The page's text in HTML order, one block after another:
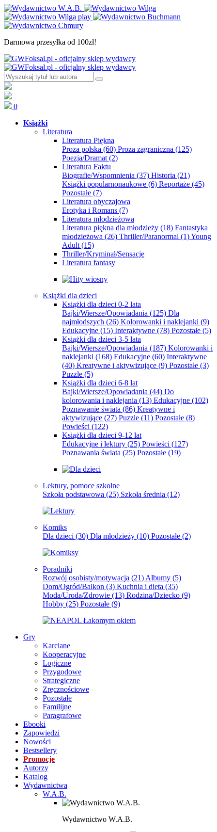
Darmowa przesyłka od 100zł!
0
Książki
Literatura
Literatura Piękna
Proza polska (60) Proza zagraniczna (125)
Poezja/Dramat (2)
Literatura Faktu
Biografie/Wspomnienia (37) Historia (21)
Książki popularnonaukowe (6) Reportaże (45)
Pozostałe (7)
Literatura obyczajowa
Erotyka i Romans (7)
Literatura młodzieżowa
Literatura piękna dla młodzieży (18) Fantastyka
młodzieżowa (26) Thriller/Paranormal (1)Young
Adult (15)
Thriller/Kryminał/Sensacje
Literatura fantasy
Książki dla dzieci
Książki dla dzieci 0-2 lata
Bajki/Wiersze/Opowiadania (125) Dla
najmłodszych (26) Kolorowanki i naklejanki (9)
Edukacyjne (15) Interaktywne (78) Pozostałe (5)
Książki dla dzieci 3-5 lata
Bajki/Wiersze/Opowiadania (187) Kolorowanki i
naklejanki (168) Edukacyjne (60) Interaktywne
(40) Kreatywne i aktywizujące (9) Pozostałe (3)
Puzzle (5)
Książki dla dzieci 6-8 lat
Bajki/Wiersze/Opowiadania (44) Do
kolorowania i naklejania (13) Edukacyjne (102)
Poznawanie świata (86) Kreatywne i
aktywizujące (27) Puzzle (11) Pozostałe (8)
Powieści (122)
Książki dla dzieci 9-12 lat
Edukacyjne i lektury (25) Powieści (127)
Poznawania świata (25) Pozostałe (19)
Lektury, pomoce szkolne
Szkoła podstawowa (25) Szkoła średnia (12)
Komiks
Dla dzieci (30) Dla młodzieży (10) Pozostałe (2)
Poradniki
Rozwój osobisty/motywacja (21) Albumy (5)
Dom/Ogród/Balkon (3) Kuchnia i dieta (35)
Moda/Uroda/Zdrowie (13) Rodzina/Dziecko (9)
Hobby (25) Pozostałe (9)
Gry
Karciane
Kooperacyjne
Logiczne
Przygodowe
Strategiczne
Zręcznościowe
Pozostałe
Familijne
Paragrafowe
Ebooki
Zapowiedzi
Nowości
Bestsellery
Promocje
Autorzy
Katalog
Wydawnictwa
W.A.B.
Wydawnictwo W.A.B.